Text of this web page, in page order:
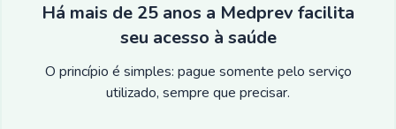
Há mais de 25 anos a Medprev facilita
seu acesso à saúde
O princípio é simples: pague somente pelo serviço
utilizado, sempre que precisar.